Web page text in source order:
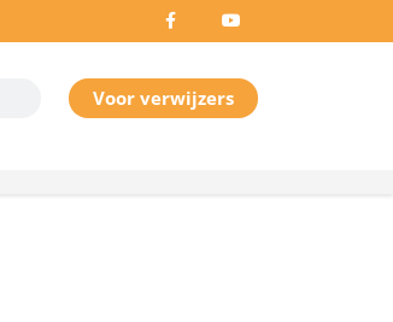
Voor verwijzers